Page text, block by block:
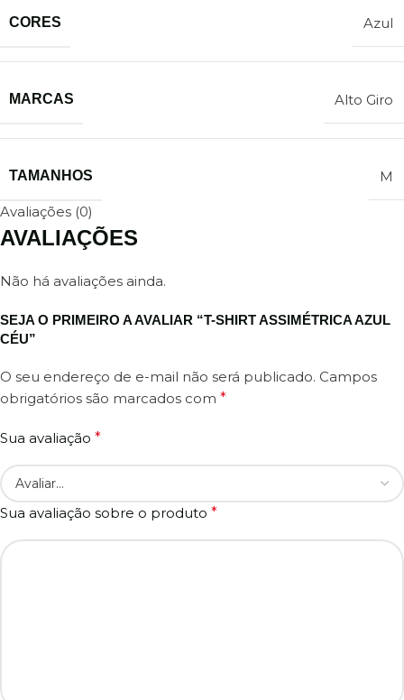
CORES Azul
MARCAS Alto Giro
TAMANHOS M
Avaliações (0)
AVALIAÇÕES
Não há avaliações ainda.
SEJA O PRIMEIRO A AVALIAR “T-SHIRT ASSIMÉTRICA AZUL
CÉU”
O seu endereço de e-mail não será publicado. Campos
obrigatórios são marcados com *
Sua avaliação *
Sua avaliação sobre o produto *